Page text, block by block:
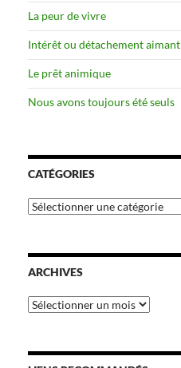
La peur de vivre
Intérêt ou détachement aimant
Le prêt animique
Nous avons toujours été seuls
CATÉGORIES
Catégories
ARCHIVES
Archives